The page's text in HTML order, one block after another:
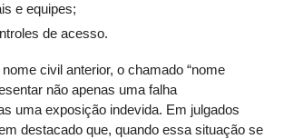
Equidade de Raça, Gênero e Diversidade
de Justiça Itinerante
Permanente de Avaliação Documental
e IA
e equipes;
de acesso.
civil anterior, o chamado “nome
não apenas uma falha
uma exposição indevida. Em julgados
destacado que, quando essa situação se